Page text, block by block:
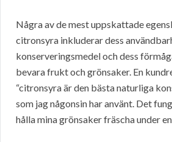
Några av de mest uppskattade
citronsyra inkluderar dess
konserveringsmedel och dess
bevara frukt och grönsaker. En
“citronsyra är den bästa naturliga
som jag någonsin har använt. Det
hålla mina grönsaker fräscha under